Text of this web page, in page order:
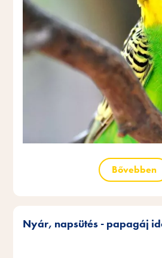
Bővebben
Nyár, napsütés - papagáj